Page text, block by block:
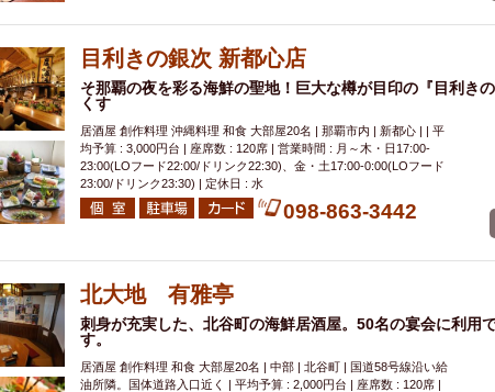
目利きの銀次 新都心店
そ那覇の夜を彩る海鮮の聖地！巨大な樽が目印の『目利き
くす
居酒屋 創作料理 沖縄料理 和食 大部屋20名 | 那覇市内 | 新都心 | | 平
均予算 : 3,000円台 | 座席数 : 120席 | 営業時間 : 月～木・日17:00-
23:00(LOフード22:00/ドリンク22:30)、金・土17:00-0:00(LOフード
23:00/ドリンク23:30) | 定休日 : 水
098-863-3442
北大地 有雅亭
刺身が充実した、北谷町の海鮮居酒屋。50名の宴会に利用
す。
居酒屋 創作料理 和食 大部屋20名 | 中部 | 北谷町 | 国道58号線沿い給
油所隣。国体道路入口近く | 平均予算 : 2,000円台 | 座席数 : 120席 |